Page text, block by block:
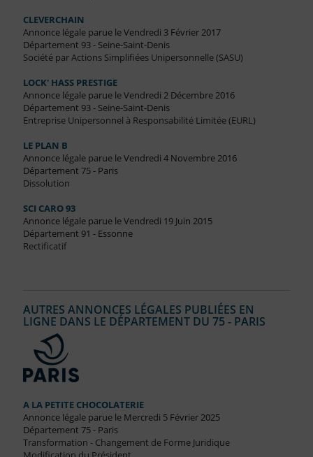
CLEVERCHAIN
Annonce légale parue le Vendredi 3 Février 2017
Département 93 - Seine-Saint-Denis
Société par Actions Simplifiées Unipersonnelle (SASU)
LOCK' HASS PRESTIGE
Annonce légale parue le Vendredi 2 Décembre 2016
Département 93 - Seine-Saint-Denis
Entreprise Unipersonnel à Responsabilité Limitée (EURL)
LE PLAN B
Annonce légale parue le Vendredi 4 Novembre 2016
Département 75 - Paris
Dissolution
SCI CARO 93
Annonce légale parue le Vendredi 19 Juin 2015
Département 91 - Essonne
Rectificatif
AUTRES ANNONCES LÉGALES PUBLIÉES EN
LIGNE DANS LE DÉPARTEMENT DU 75 - PARIS
A LA PETITE CHOCOLATERIE
Annonce légale parue le Mercredi 5 Février 2025
Département 75 - Paris
Transformation - Changement de Forme Juridique